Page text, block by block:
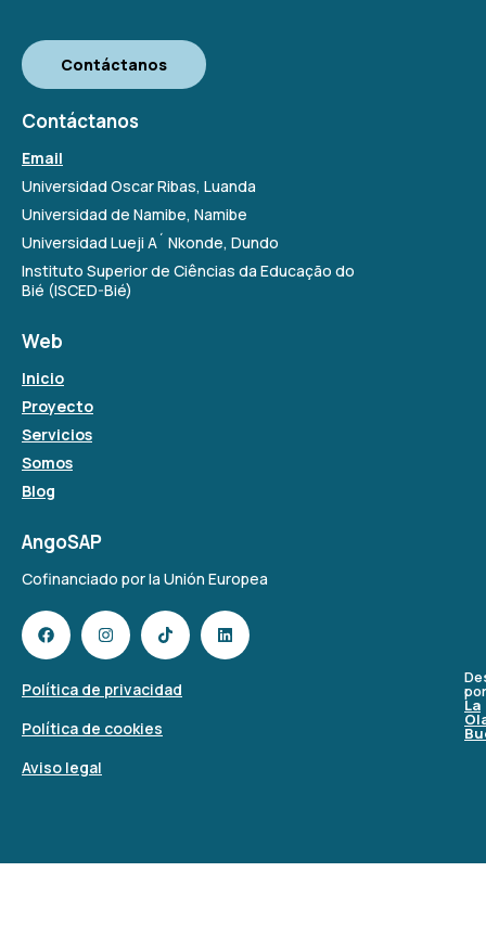
Contáctanos
Contáctanos
Email
Universidad Oscar Ribas, Luanda
Universidad de Namibe, Namibe
Universidad Lueji A´ Nkonde, Dundo
Instituto Superior de Ciências da Educação do
Bié (ISCED-Bié)
Web
Inicio
Proyecto
Servicios
Somos
Blog
AngoSAP
Cofinanciado por la Unión Europea
Política de privacidad
Política de cookies
Aviso legal
por
La